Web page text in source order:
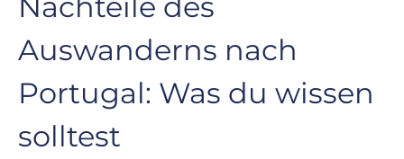
Auswanderns nach
Portugal: Was du wissen
solltest